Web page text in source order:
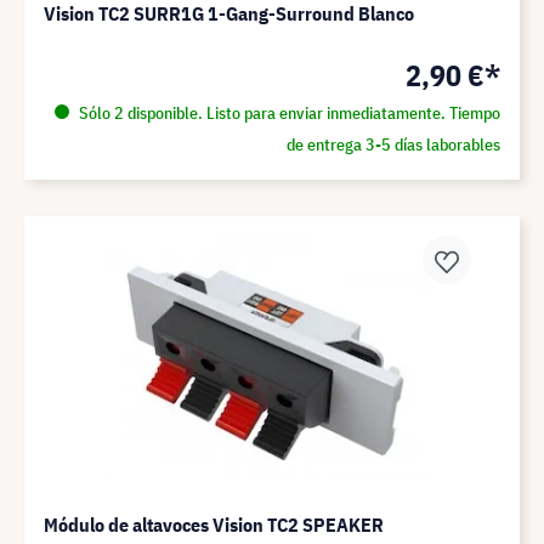
Vision TC2 SURR1G 1-Gang-Surround Blanco
2,90 €*
Sólo 2 disponible. Listo para enviar inmediatamente. Tiempo
de entrega 3-5 días laborables
Módulo de altavoces Vision TC2 SPEAKER